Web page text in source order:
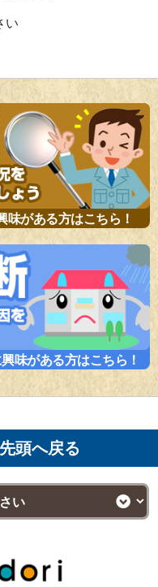
い
味がある方はこちら！
味がある方はこちら！
頭へ戻る